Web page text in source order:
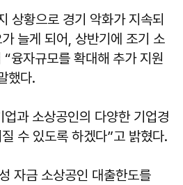
상황으로 경기 악화가 지속되
늘게 되어, 상반기에 조기 소
융자규모를 확대해 추가 지원
했다.
과 소상공인의 다양한 기업경
수 있도록 하겠다”고 밝혔다.
자금 소상공인 대출한도를